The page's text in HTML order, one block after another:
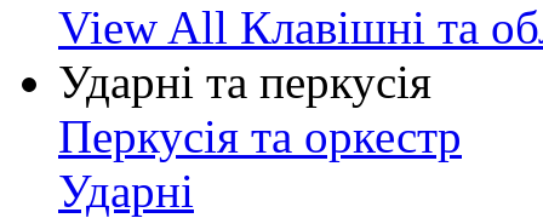
View All Клавішні та
Ударні та перкусія
Перкусія та оркестр
Ударні